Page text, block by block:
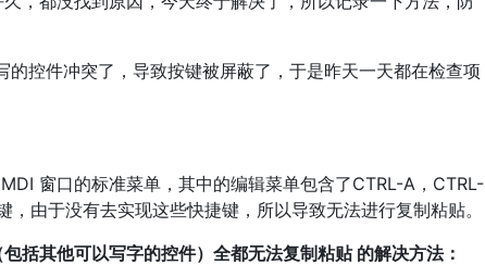
的控件冲突了，导致按键被屏蔽了，于是昨天一天都在检查项
窗口的标准菜单，其中的编辑菜单包含了CTRL-A，CTRL-
，由于没有去实现这些快捷键，所以导致无法进行复制粘贴。
括其他可以写字的控件）全都无法复制粘贴 的解决方法：